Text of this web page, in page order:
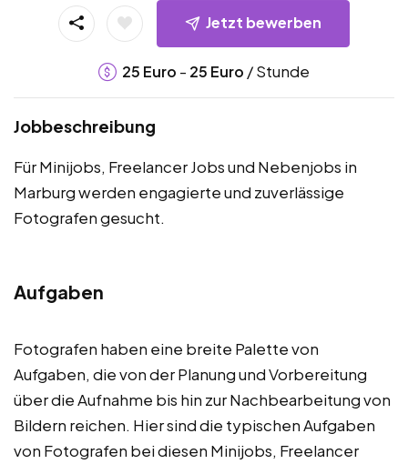
Jetzt bewerben
25 Euro - 25 Euro / Stunde
Jobbeschreibung
Für Minijobs, Freelancer Jobs und Nebenjobs in
Marburg werden engagierte und zuverlässige
Fotografen gesucht.
Aufgaben
Fotografen haben eine breite Palette von
Aufgaben, die von der Planung und Vorbereitung
über die Aufnahme bis hin zur Nachbearbeitung von
Bildern reichen. Hier sind die typischen Aufgaben
von Fotografen bei diesen Minijobs, Freelancer